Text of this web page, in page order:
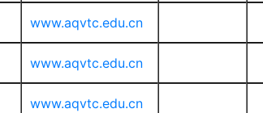
www.aqvtc.edu.cn
www.aqvtc.edu.cn
www.aqvtc.edu.cn